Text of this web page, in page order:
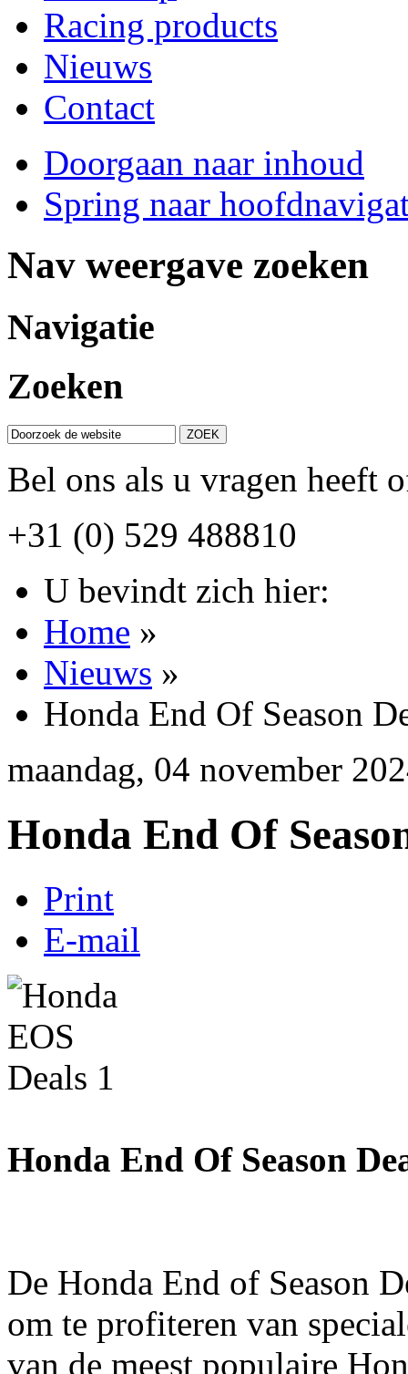
Racing products
Nieuws
Contact
Doorgaan naar inhoud
Spring naar
Nav weergave zoeken
Navigatie
Zoeken
Bel ons als u vragen heeft
+31 (0) 529 488810
U bevindt zich hier:
Home »
Nieuws »
Honda End Of Season
maandag, 04 november
Honda End Of
Print
E-mail
Honda End Of Season
De Honda End of Season
om te profiteren van
van de meest populaire